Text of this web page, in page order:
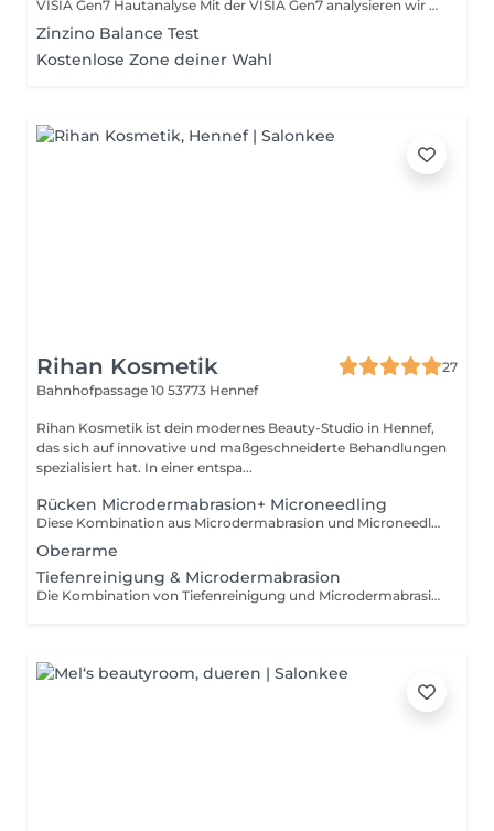
VISIA Gen7 Hautanalyse Mit der VISIA Gen7 analysieren wir deine Haut mithilfe einer hochauflösenden Kamera und spezieller Lichttechnologie. Dabei werden unter anderem Poren, Falten, Pigmentflecken, Hautstruktur, Rötungen und Sonnenschäden sichtbar gemacht auch Bereiche, die mit dem bloßen Auge noch nicht erkennbar sind. Die Analyse zeigt dir den aktuellen Zustand deiner Haut und bildet die Grundlage für eine gezielte und individuell passende Behandlungsempfehlung.
Zinzino Balance Test
Kostenlose Zone deiner Wahl
Rihan Kosmetik
27
Bahnhofpassage 10 53773 Hennef
Rihan Kosmetik ist dein modernes Beauty-Studio in Hennef,
das sich auf innovative und maßgeschneiderte Behandlungen
spezialisiert hat. In einer entspa...
Rücken Microdermabrasion+ Microneedling
Diese Kombination aus Microdermabrasion und Microneedling bietet eine intensive Behandlung für die Haut am Rücken. Zuerst wird die Haut durch Microdermabrasion sanft von abgestorbenen Hautzellen befreit, was die Oberfläche glättet und auf das folgende Microneedling vorbereitet. Beim Microneedling regen feine Nadeln die Kollagenproduktion an, was die Hautstruktur verbessert und Hautunreinheiten sowie Narben minimiert. Diese doppelte Behandlung sorgt für eine glatte, frische und regenerierte Haut. Buche jetzt deinen Termin und genieße einen gepflegten Rücken!
Oberarme
Tiefenreinigung & Microdermabrasion
Die Kombination von Tiefenreinigung und Microdermabrasion bietet eine intensive Hautpflege, die deine Haut tiefgehend von Unreinheiten befreit und zugleich sanft exfoliert. Zunächst wird die Haut durch die Tiefenreinigung von überschüssigem Talg und Ablagerungen befreit. Anschließend entfernt die Microdermabrasion abgestorbene Hautzellen, regt die Zellerneuerung an und sorgt für ein glatteres, ebenmäßigeres Hautbild. Ideal für die Behandlung von verstopften Poren, feinen Linien und Hautunreinheiten. Buche jetzt deinen Termin für strahlend schöne Haut!